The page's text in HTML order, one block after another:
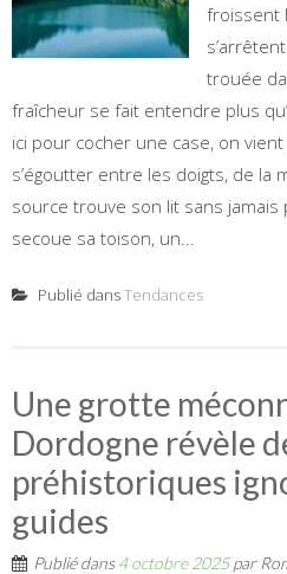
froissent
trouée
fraîcheur se fait entendre plus
ici pour cocher une case, on
s’égoutter entre les doigts, de la
source trouve son lit sans
secoue sa toison, un...
Publié dansTendances
Une grotte
Dordogne révèle
préhistoriques
guides
Publié dans4 octobre 2025par